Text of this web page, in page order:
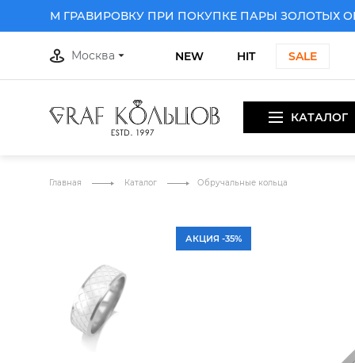
ГРАВИРОВКУ ПРИ ПОКУПКЕ ПАРЫ ЗОЛОТЫХ
Москва NEW HIT SALE
КАТАЛОГ
Главная Каталог Обручальные кольца
АКЦИЯ -35%